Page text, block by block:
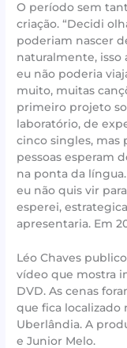
O período sem
criação. “Decidi
poderiam nascer
naturalmente, isso
eu não poderia
muito, muitas
primeiro projeto
laboratório, de
cinco singles,
pessoas esperam
na ponta da
eu não quis vir
esperei,
apresentaria. Em
Léo Chaves
vídeo que mostra
DVD. As cenas
que fica localizado
Uberlândia. A
e Junior Melo.